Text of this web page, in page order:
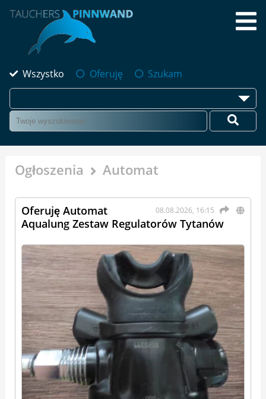
Wszystko Oferuję Szukam
Ogłoszenia Automat
08.08.2026, 16:15
Oferuję Automat
Aqualung Zestaw Regulatorów Tytanów